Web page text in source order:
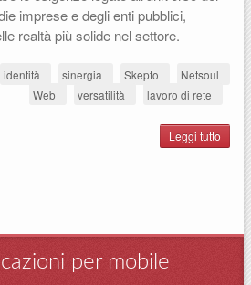
imprese e degli enti pubblici,
realtà più solide nel settore.
identità sinergia Skepto
Netsoul
Web
versatilità lavoro di rete
Leggi tutto
per mobile